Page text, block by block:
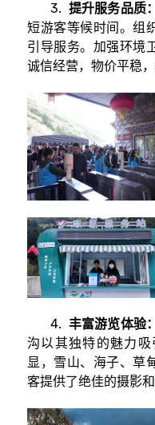
3. 提升服务品质：
短游客等候时间。组
引导服务。加强环境
诚信经营，物价平稳
4. 丰富游览体验：
沟以其独特的魅力
显，雪山、海子、草
客提供了绝佳的摄影和